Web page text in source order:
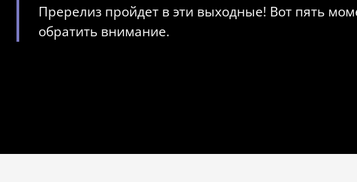
Пререлиз пройдет в эти выходные! Вот пять
обратить внимание.